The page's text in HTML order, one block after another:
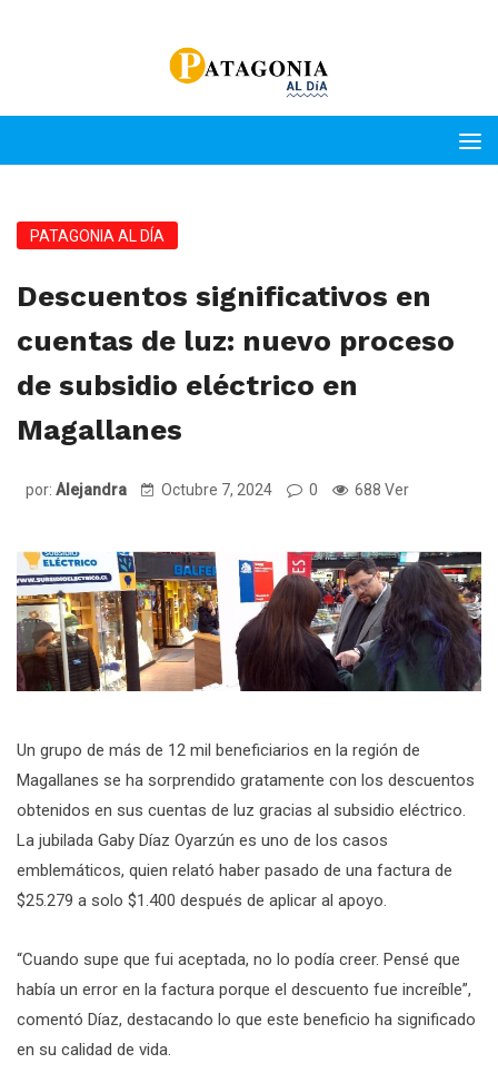
PATAGONIA AL DÍA
Descuentos significativos en
cuentas de luz: nuevo proceso
de subsidio eléctrico en
Magallanes
por: Alejandra Octubre 7, 2024 0 688 Ver
Un grupo de más de 12 mil beneficiarios en la región de
Magallanes se ha sorprendido gratamente con los descuentos
obtenidos en sus cuentas de luz gracias al subsidio eléctrico.
La jubilada Gaby Díaz Oyarzún es uno de los casos
emblemáticos, quien relató haber pasado de una factura de
$25.279 a solo $1.400 después de aplicar al apoyo.
“Cuando supe que fui aceptada, no lo podía creer. Pensé que
había un error en la factura porque el descuento fue increíble”,
comentó Díaz, destacando lo que este beneficio ha significado
en su calidad de vida.